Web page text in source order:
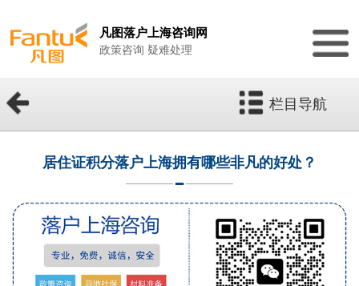
凡图落户上海咨询网
政策咨询 疑难处理
栏目导航
居住证积分落户上海拥有哪些非凡的好处？